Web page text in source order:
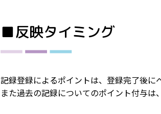
■反映タイミング
記録登録によるポイントは、登録完了後に
また過去の記録についてのポイント付与は